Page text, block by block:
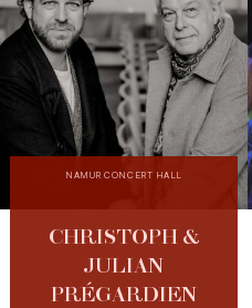
NAMUR CONCERT HALL
CHRISTOPH &
JULIAN
PRÉGARDIEN